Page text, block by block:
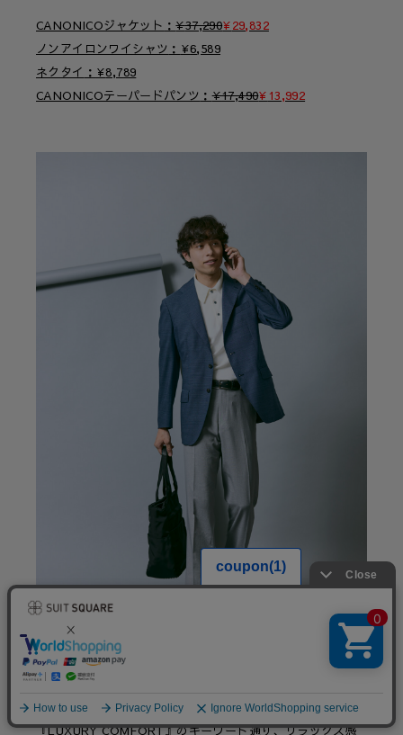
CANONICOジャケット ¥37,290¥29,832
ノンアイロンワイシャツ
¥6,589
ネクタイ
¥8,789
CANONICOテーパードパンツ
¥17,490¥13,992
上質なCANONICOジャケットに、ニットポロとウォッシャ
ブルパンツを合わせた洗練されたオフィスカジュアル。
『LUXURY COMFORT』のキーワード通り、リラックス感